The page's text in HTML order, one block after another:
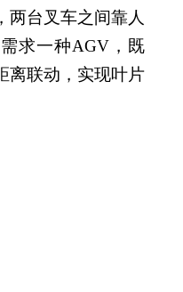
两台叉车之间靠人
求一种AGV，既
离联动，实现叶片